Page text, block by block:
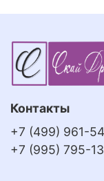
Контакты
+7 (499) 961-
+7 (995) 795-